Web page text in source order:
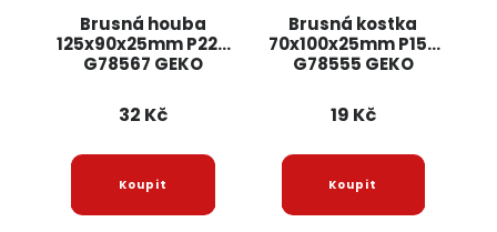
Brusná houba
125x90x25mm P220
G78567 GEKO
32 Kč
Brusná kostka
70x100x25mm P150
G78555 GEKO
19 Kč